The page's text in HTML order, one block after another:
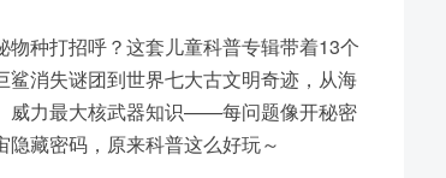
种打招呼？这套儿童科普专辑带着13个
消失谜团到世界七大古文明奇迹，从海
威力最大核武器知识——每问题像开秘密
藏密码，原来科普这么好玩～